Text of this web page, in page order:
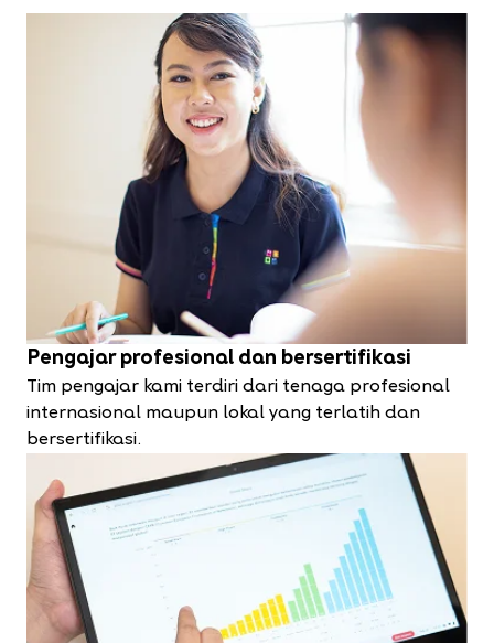
Pengajar profesional dan bersertifikasi
Tim pengajar kami terdiri dari tenaga profesional
internasional maupun lokal yang terlatih dan
bersertifikasi.